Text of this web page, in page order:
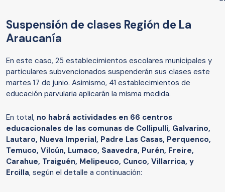
Suspensión de clases Región de La
Araucanía
En este caso, 25 establecimientos escolares municipales y
particulares subvencionados suspenderán sus clases este
martes 17 de junio. Asimismo, 41 establecimientos de
educación parvularia aplicarán la misma medida.
En total, no habrá actividades en 66 centros
educacionales de las comunas de Collipulli, Galvarino,
Lautaro, Nueva Imperial, Padre Las Casas, Perquenco,
Temuco, Vilcún, Lumaco, Saavedra, Purén, Freire,
Carahue, Traiguén, Melipeuco, Cunco, Villarrica, y
Ercilla, según el detalle a continuación: